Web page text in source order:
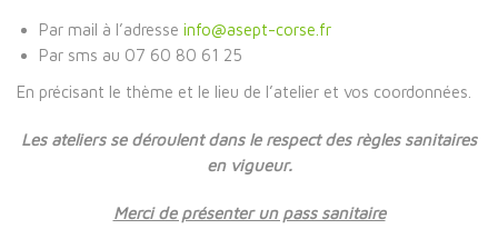
Par mail à l’adresse info@asept-corse.fr
Par sms au 07 60 80 61 25
En précisant le thème et le lieu de l’atelier et vos coordonnées.
Les ateliers se déroulent dans le respect des règles sanitaires
en vigueur.
Merci de présenter un pass sanitaire